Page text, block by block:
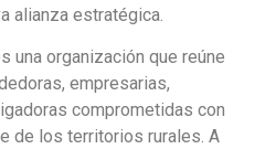
alianza estratégica.
una organización que reúne
empresarias,
comprometidas con
de los territorios rurales. A